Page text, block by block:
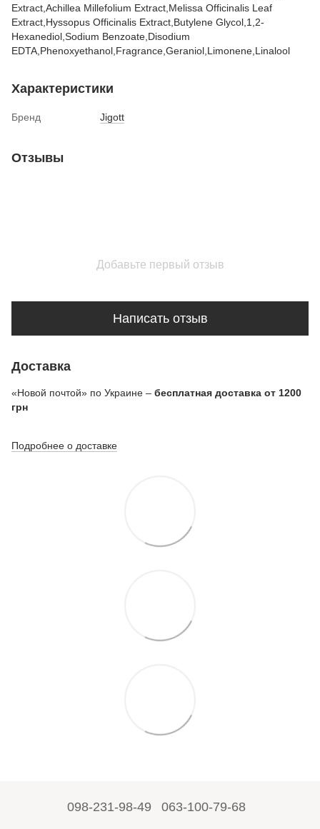
Extract,Achillea Millefolium Extract,Melissa Officinalis Leaf
Extract,Hyssopus Officinalis Extract,Butylene Glycol,1,2-
Hexanediol,Sodium Benzoate,Disodium
EDTA,Phenoxyethanol,Fragrance,Geraniol,Limonene,Linalool
Характеристики
Бренд Jigott
Отзывы
Добавьте первый отзыв
Написать отзыв
Доставка
«Новой почтой» по Украине – бесплатная доставка от 1200
грн
Подробнее о доставке
098-231-98-49 063-100-79-68